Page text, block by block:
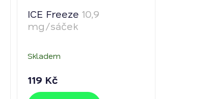
ICE Freeze 10,9
mg/sáček
Skladem
119 Kč